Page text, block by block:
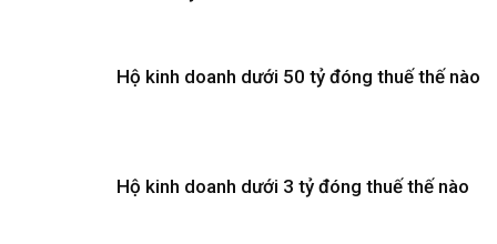
Hộ kinh doanh dưới 50 tỷ đóng thuế thế nào
Hộ kinh doanh dưới 3 tỷ đóng thuế thế nào